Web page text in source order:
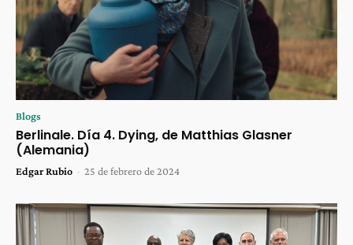
Blogs
Berlinale. Día 4. Dying, de Matthias Glasner
(Alemania)
Edgar Rubio - 25 de febrero de 2024